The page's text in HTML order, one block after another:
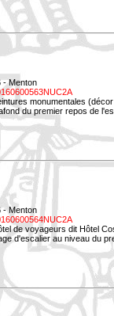
- Menton
monumentales
du premier repos de
- Menton
de voyageurs dit Hôtel
d'escalier au niveau du